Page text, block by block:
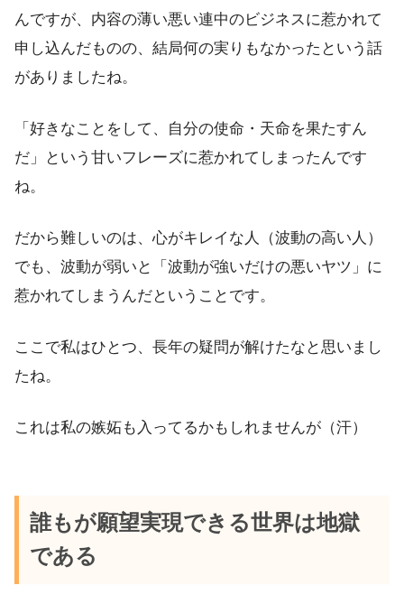
んですが、内容の薄い悪い連中のビジネスに惹かれて
申し込んだものの、結局何の実りもなかったという話
がありましたね。
「好きなことをして、自分の使命・天命を果たすん
だ」という甘いフレーズに惹かれてしまったんです
ね。
だから難しいのは、心がキレイな人（波動の高い人）
でも、波動が弱いと「波動が強いだけの悪いヤツ」に
惹かれてしまうんだということです。
ここで私はひとつ、長年の疑問が解けたなと思いまし
たね。
これは私の嫉妬も入ってるかもしれませんが（汗）
誰もが願望実現できる世界は地獄
である